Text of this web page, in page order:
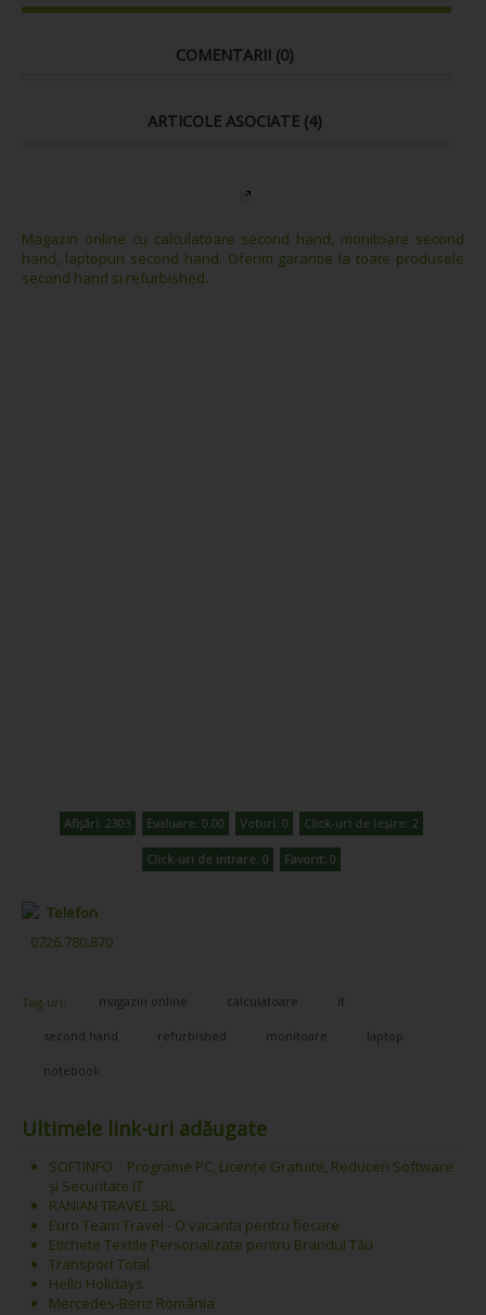
COMENTARII (0)
ARTICOLE ASOCIATE (4)
Magazin online cu calculatoare second hand, monitoare second
hand, laptopuri second hand. Oferim garantie la toate produsele
second hand si refurbished.
Afișări: 2303 Evaluare: 0.00 Voturi: 0 Click-uri de ieșire: 2
Click-uri de intrare: 0 Favorit: 0
Telefon
0726.780.870
Tag-uri: magazin online calculatoare it
second hand refurbished monitoare laptop
notebook
Ultimele link-uri adăugate
SOFTINFO – Programe PC, Licențe Gratuite, Reduceri Software
și Securitate IT
RANIAN TRAVEL SRL
Euro Team Travel - O vacanta pentru fiecare
Etichete Textile Personalizate pentru Brandul Tău
Transport Total
Hello Holidays
Mercedes-Benz România